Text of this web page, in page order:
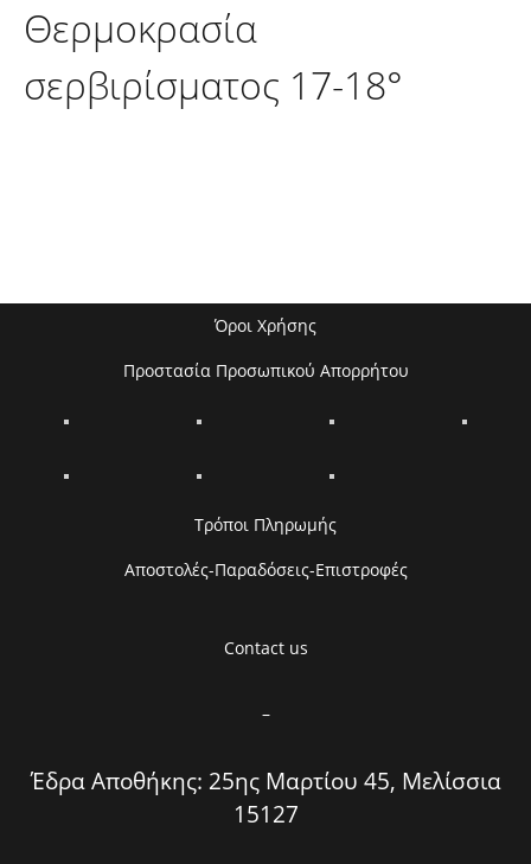
Θερμοκρασία
σερβιρίσματος 17-18°
Όροι Χρήσης
Προστασία Προσωπικού Απορρήτου
Τρόποι Πληρωμής
Αποστολές-Παραδόσεις-Επιστροφές
Contact us
–
Έδρα Αποθήκης: 25ης Μαρτίου 45, Μελίσσια
15127